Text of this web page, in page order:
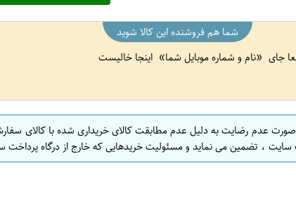
شما هم فروشنده این کالا شوید
جای
نام و شماره موبایل شما اینجا خالیست
صورت عدم رضایت به دلیل عدم مطابقت کالای خریداری شده با کالای
، تضمین می نماید و مسئولیت خریدهایی که خارج از درگاه پرداخت